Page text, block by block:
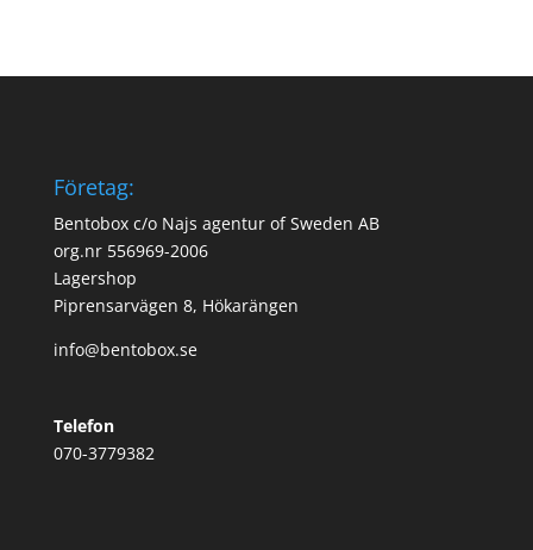
Företag:
Bentobox c/o Najs agentur of Sweden AB
org.nr 556969-2006
Lagershop
Piprensarvägen 8, Hökarängen
info@bentobox.se
Telefon
070-3779382